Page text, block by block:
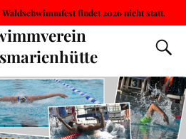
findet 2026 nicht statt.